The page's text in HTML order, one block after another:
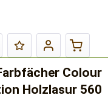
Colour
Holzlasur 560